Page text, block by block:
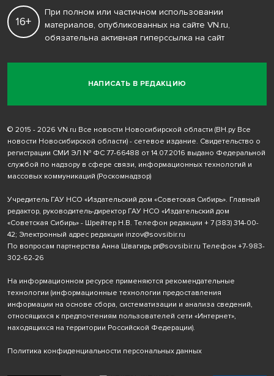
НАПИСАТЬ В РЕДАКЦИЮ
16+
При полном или частичном использовании
материалов, опубликованных на сайте VN.ru,
обязательна активная гиперссылка на сайт
© 2015 - 2026 VN.ru Все новости Новосибирской области (ВН.ру Все
новости Новосибирской области) - сетевое издание. Свидетельство о
регистрации СМИ ЭЛ № ФС 77-66488 от 14.07.2016 выдано Федеральной
службой по надзору в сфере связи, информационных технологий и
массовых коммуникаций (Роскомнадзор)
Учредитель ГАУ НСО «Издательский дом «Советская Сибирь». Главный
редактор, руководитель-директор ГАУ НСО «Издательский дом
«Советская Сибирь» - Шрейтер Н.В. Телефон редакции + 7 (383) 314-00-
42; Электронный адрес редакции inzov@sovsibir.ru
По вопросам партнерства Анна Швагирь pr@sovsibir.ru Телефон +7-983-
302-62-26
На информационном ресурсе применяются рекомендательные
технологии (информационные технологии предоставления
информации на основе сбора, систематизации и анализа сведений,
относящихся к предпочтениям пользователей сети «Интернет»,
находящихся на территории Российской Федерации).
Политика конфиденциальности персональных данных